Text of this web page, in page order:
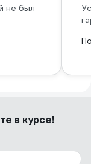
не был
в курсе!